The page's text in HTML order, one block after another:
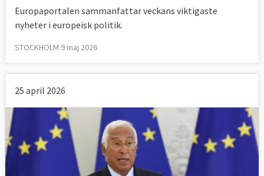
Europaportalen sammanfattar veckans viktigaste
nyheter i europeisk politik.
STOCKHOLM 9 maj 2026
25 april 2026